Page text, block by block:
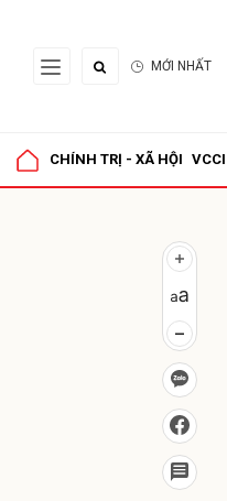
MỚI NHẤT
CHÍNH TRỊ - XÃ HỘI VCCI